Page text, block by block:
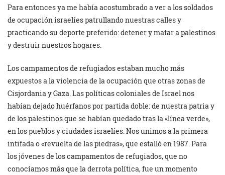
Para entonces ya me había acostumbrado a ver a los soldados
de ocupación israelíes patrullando nuestras calles y
practicando su deporte preferido: detener y matar a palestinos
y destruir nuestros hogares.
Los campamentos de refugiados estaban mucho más
expuestos a la violencia de la ocupación que otras zonas de
Cisjordania y Gaza. Las políticas coloniales de Israel nos
habían dejado huérfanos por partida doble: de nuestra patria y
de los palestinos que se habían quedado tras la «línea verde»,
en los pueblos y ciudades israelíes. Nos unimos a la primera
intifada o «revuelta de las piedras», que estalló en 1987. Para
los jóvenes de los campamentos de refugiados, que no
conocíamos más que la derrota política, fue un momento